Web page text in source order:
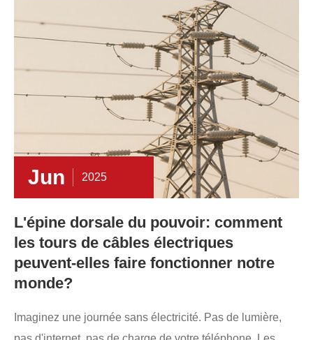
Jun 2025
L'épine dorsale du pouvoir: comment
les tours de câbles électriques
peuvent-elles faire fonctionner notre
monde?
Imaginez une journée sans électricité. Pas de lumière,